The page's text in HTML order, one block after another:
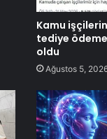
Kamu
tediye
oldu
Ağustos 5,